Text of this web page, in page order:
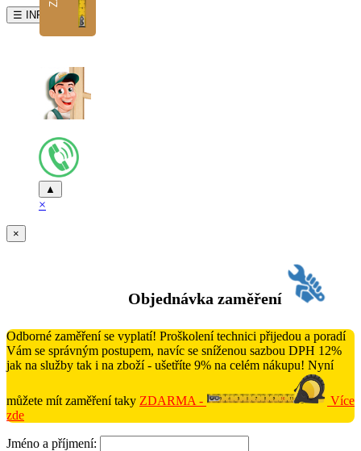
☰ INFO
▲
×
×
Objednávka zaměření
Odborné zaměření se vyplatí! Proškolení technici přijedou a poradí
Vám se správným postupem, navíc se sníženou sazbou DPH 12%
jak na služby tak i na zboží - ušetříte 9% na celém nákupu! Nyní
můžete mít zaměření taky ZDARMA -
Více
zde
Jméno a příjmení: